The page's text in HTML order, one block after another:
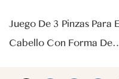
Juego De 3 Pinzas Para
Cabello Con Forma De